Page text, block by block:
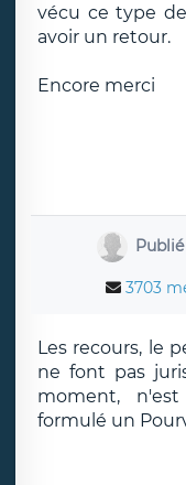
vécu ce type
avoir un retour.
Encore merci
3703
Les recours, le
ne font pas
moment,
formulé un